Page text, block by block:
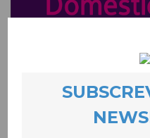
Manual Rasgar
autobiográfica com